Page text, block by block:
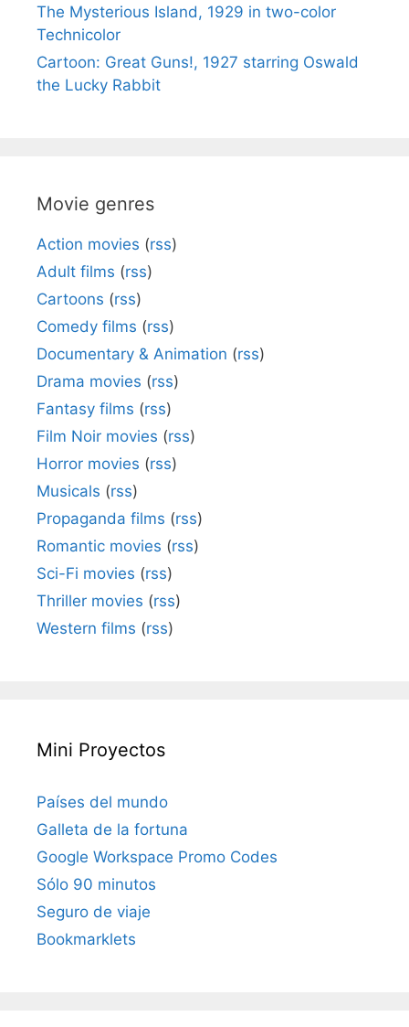
The Mysterious Island, 1929 in two-color
Technicolor
Cartoon: Great Guns!, 1927 starring Oswald
the Lucky Rabbit
Movie genres
Action movies (rss)
Adult films (rss)
Cartoons (rss)
Comedy films (rss)
Documentary & Animation (rss)
Drama movies (rss)
Fantasy films (rss)
Film Noir movies (rss)
Horror movies (rss)
Musicals (rss)
Propaganda films (rss)
Romantic movies (rss)
Sci-Fi movies (rss)
Thriller movies (rss)
Western films (rss)
Mini Proyectos
Países del mundo
Galleta de la fortuna
Google Workspace Promo Codes
Sólo 90 minutos
Seguro de viaje
Bookmarklets